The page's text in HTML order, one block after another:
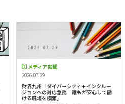
メディア掲載
2026.07.29
財界九州「ダイバーシティ＋インクルー
ジョンへの対応急務 誰もが安心して働
ける職場を模索」